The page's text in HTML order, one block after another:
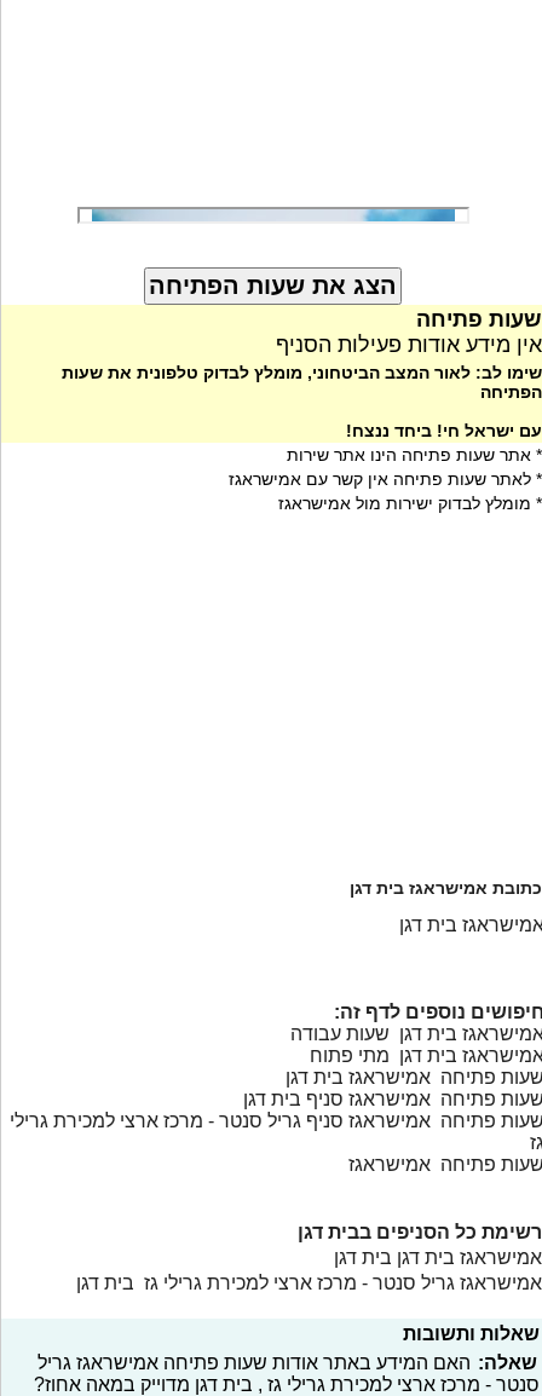
שעות פתיחה
אין מידע אודות פעילות הסניף
שימו לב: לאור המצב הביטחוני, מומלץ לבדוק טלפונית את שעות
הפתיחה
עם ישראל חי! ביחד ננצח!
* אתר שעות פתיחה הינו אתר שירות
* לאתר שעות פתיחה אין קשר עם אמישראגז
* מומלץ לבדוק ישירות מול אמישראגז
כתובת אמישראגז בית דגן
בית דגן
נוספים לדף זה:
בית דגן שעות עבודה
בית דגן מתי פתוח
פתיחה אמישראגז בית דגן
פתיחה אמישראגז סניף בית דגן
פתיחה אמישראגז סניף גריל סנטר - מרכז ארצי למכירת גרילי
פתיחה אמישראגז
רשימת כל הסניפים בבית דגן
אמישראגז בית דגן בית דגן
אמישראגז גריל סנטר - מרכז ארצי למכירת גרילי גז בית דגן
שאלות ותשובות
שאלה: האם המידע באתר אודות שעות פתיחה אמישראגז גריל
סנטר - מרכז ארצי למכירת גרילי גז , בית דגן מדוייק במאה אחוז?